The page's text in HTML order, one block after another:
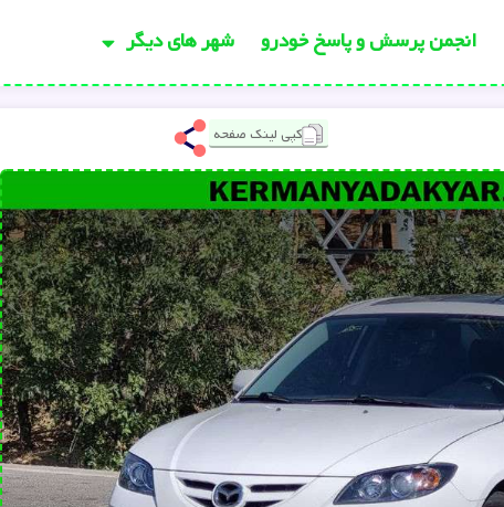
انجمن پرسش و پاسخ خودرو شهر های دیگر
کپی لینک صفحه